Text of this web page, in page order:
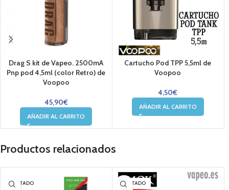
Drag S kit de Vapeo. 2500mA
Pnp pod 4,5ml (color Retro) de
Voopoo
45,90€
AÑADIR AL CARRITO
Cartucho Pod TPP 5,5ml de
Voopoo
4,50€
AÑADIR AL CARRITO
Productos relacionados
AGOTADO AGOTADO